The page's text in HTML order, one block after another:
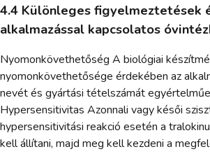
4.4 Különleges figyelmeztetések
alkalmazással kapcsolatos
Nyomonkövethetőség A biológiai
nyomonkövethetősége érdekében az
nevét és gyártási tételszámát
Hypersensitivitas Azonnali vagy késői
hypersensitivitási reakció esetén a
kell állítani, majd meg kell kezdeni a